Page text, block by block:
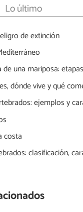
Lo último
de extinción
de una mariposa:
dónde vive y qué
ejemplos y
costa
clasificación,